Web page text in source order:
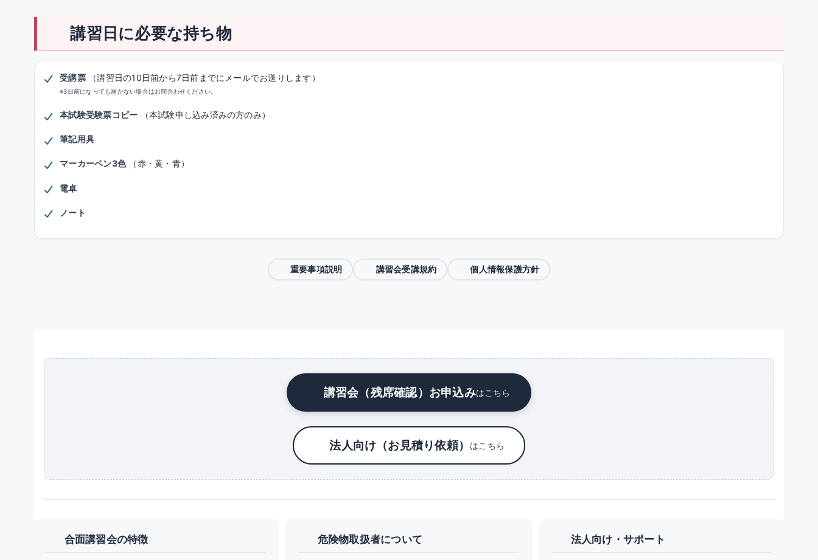
講習日に必要な持ち物
受講票 （講習日の10日前から7日前までにメールでお送りします）
※3日前になっても届かない場合はお問合わせください。
本試験受験票コピー （本試験申し込み済みの方のみ）
筆記用具
マーカーペン3色 （赤・黄・青）
電卓
ノート
重要事項説明 講習会受講規約 個人情報保護方針
講習会（残席確認）お申込みはこちら
法人向け（お見積り依頼） はこちら
合面講習会の特徴 危険物取扱者について 法人向け・サポート